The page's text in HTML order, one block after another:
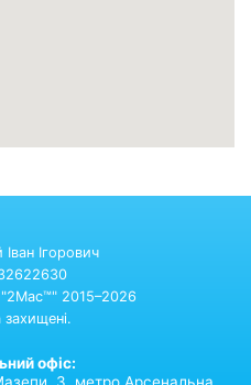
Ігорович
2015–2026
захищені.
офіс: